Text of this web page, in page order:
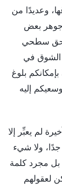
وعديدًا من
جوهر بعض
سطحي
الشوق في
بلوغ
إليه
لم يعبِّر إلا
ولا شيء
بل مجرد كلمة
لعقولهم